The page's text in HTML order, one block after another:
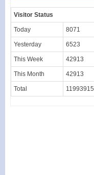
Visitor Status
Today 8071
Yesterday 6523
This Week 42913
This Month 42913
Total 11993915